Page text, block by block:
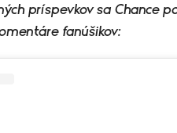
príspevkov sa Chance
fanúšikov: